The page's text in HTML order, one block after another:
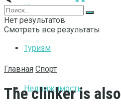
Интернет
Туризм
Недвижимость
Нет результатов
Смотреть все результаты
Главная Спорт
The clinker is also